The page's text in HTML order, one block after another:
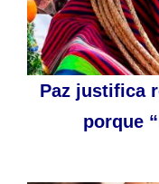
Paz justifica
porque